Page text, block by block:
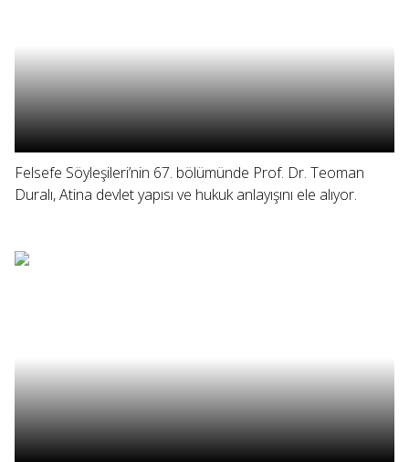
Felsefe Söyleşileri’nin 67. bölümünde Prof. Dr. Teoman
Duralı, Atina devlet yapısı ve hukuk anlayışını ele alıyor.